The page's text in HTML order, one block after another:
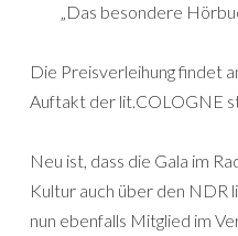
„Das besondere
Die Preisverleihung findet
Auftakt der lit.COLOGNE
Neu ist, dass die Gala im
Kultur auch über den NDR
nun ebenfalls Mitglied im